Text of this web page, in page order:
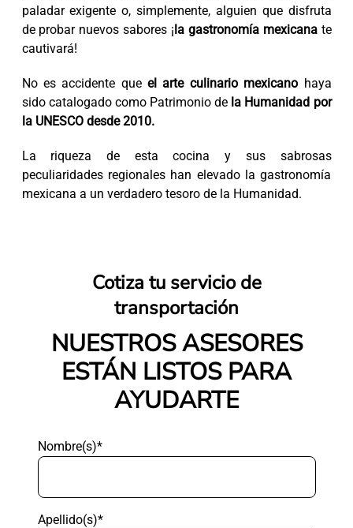
paladar exigente o, simplemente, alguien que disfruta
de probar nuevos sabores ¡la gastronomía mexicanate
cautivará!
No es accidente que el arte culinario mexicano haya
sido catalogado como Patrimonio de la Humanidad por
la UNESCO desde 2010.
La riqueza de esta cocina y sus sabrosas
peculiaridades regionales han elevado la gastronomía
mexicana a un verdadero tesoro de la Humanidad.
Cotiza tu servicio de
transportación
NUESTROS ASESORES
ESTÁN LISTOS PARA
AYUDARTE
Nombre(s)*
Apellido(s)*